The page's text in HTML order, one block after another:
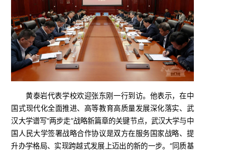
黄泰岩代表学校欢迎张东刚一行到访。他表示，在中
国式现代化全面推进、高等教育高质量发展深化落实、武
汉大学谱写“两步走”战略新篇章的关键节点，武汉大学与中
国人民大学签署战略合作协议是双方在服务国家战略、提
升办学格局、实现跨越式发展上迈出的新的一步。“同质基